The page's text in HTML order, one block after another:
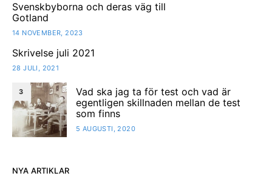
Svenskbyborna och deras väg till
Gotland
14 NOVEMBER, 2023
Skrivelse juli 2021
28 JULI, 2021
3
Vad ska jag ta för test och vad är
egentligen skillnaden mellan de test
som finns
5 AUGUSTI, 2020
NYA ARTIKLAR